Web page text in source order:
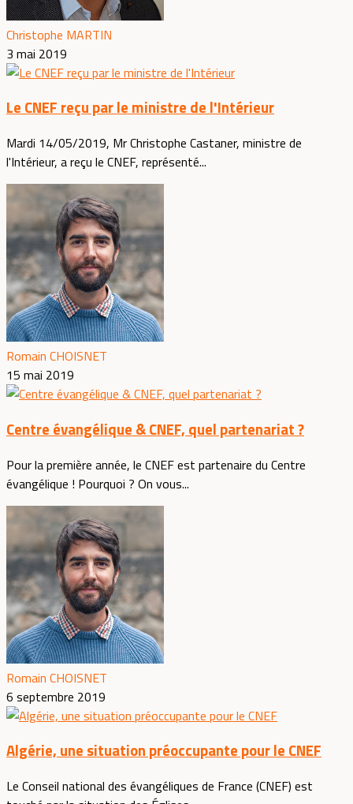
Christophe MARTIN
3 mai 2019
Le CNEF reçu par le ministre de l'Intérieur
Mardi 14/05/2019, Mr Christophe Castaner, ministre de
l'Intérieur, a reçu le CNEF, représenté...
Romain CHOISNET
15 mai 2019
Centre évangélique & CNEF, quel partenariat ?
Pour la première année, le CNEF est partenaire du Centre
évangélique ! Pourquoi ? On vous...
Romain CHOISNET
6 septembre 2019
Algérie, une situation préoccupante pour le CNEF
Le Conseil national des évangéliques de France (CNEF) est